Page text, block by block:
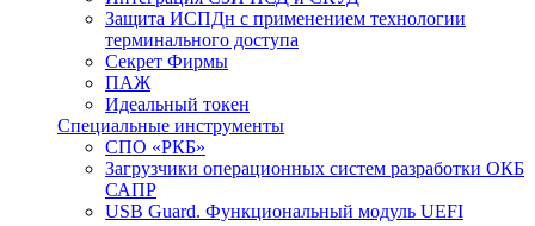
Защита ИСПДн с применением технологии
терминального доступа
Секрет Фирмы
ПАЖ
Идеальный токен
Специальные инструменты
СПО «РКБ»
Загрузчики операционных систем разработки ОКБ
САПР
USB Guard. Функциональный модуль UEFI